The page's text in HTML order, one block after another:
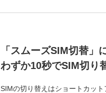
「スムーズSIM切替」
わずか10秒でSIM切り
SIMの切り替えはショートカッ